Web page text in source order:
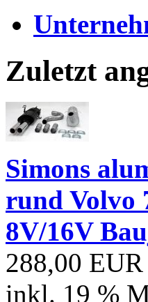
Zuletzt
Simons
rund Volvo
8V/16V
288,00 EUR
inkl. 19 %